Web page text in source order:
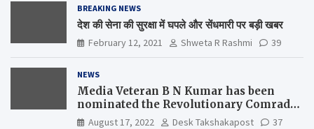
BREAKING NEWS
देश की सेना की सुरक्षा में घपले और सेंधमारी पर बड़ी खबर
February 12, 2021 Shweta R Rashmi 39
NEWS
Media Veteran B N Kumar has been
nominated the Revolutionary Comrade
Shiv Varma Media Award 2022-23
August 17, 2022 Desk Takshakapost 37